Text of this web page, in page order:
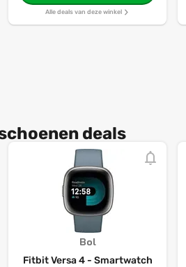
Alle deals van deze winkel
deals
Bol
Fitbit Versa 4 - Smartwatch